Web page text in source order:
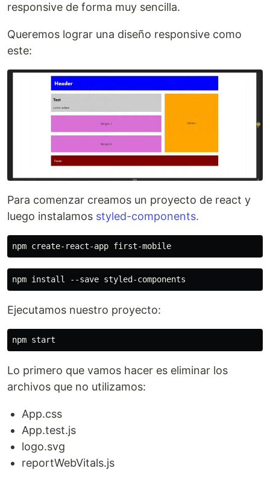
responsive de forma muy sencilla.
Queremos lograr una diseño responsive como
este:
Para comenzar creamos un proyecto de react y
luego instalamos styled-components.
Ejecutamos nuestro proyecto:
Lo primero que vamos hacer es eliminar los
archivos que no utilizamos:
App.css
App.test.js
logo.svg
reportWebVitals.js